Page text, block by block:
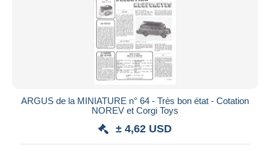
ARGUS de la MINIATURE n° 64 - Très bon état - Cotation
NOREV et Corgi Toys
± 4,62 USD